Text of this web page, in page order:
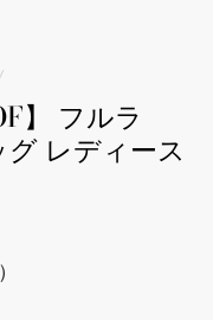
】 フルラ
レディース